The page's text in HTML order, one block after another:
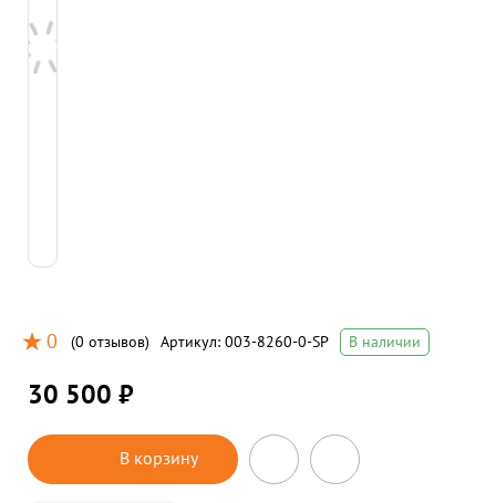
0 (0 отзывов) Артикул: 003-8260-0-SP В наличии
30 500 ₽
В корзину